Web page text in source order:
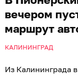
вечером
маршрут
КАЛИНИНГРАД
Из Калининграда